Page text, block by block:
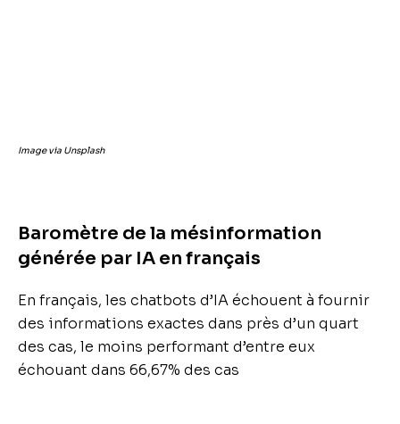
Image via Unsplash
Baromètre de la mésinformation
générée par IA en français
En français, les chatbots d’IA échouent à fournir
des informations exactes dans près d’un quart
des cas, le moins performant d’entre eux
échouant dans 66,67% des cas